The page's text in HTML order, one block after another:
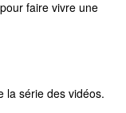
faire vivre une
la série des vidéos.